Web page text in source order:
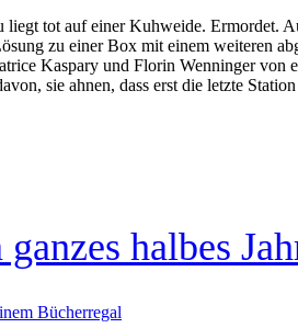
tot auf einer Kuhweide. Ermordet.
zu einer Box mit einem weiteren
Kaspary und Florin Wenninger von
sie ahnen, dass erst die letzte
halbes
Bücherregal